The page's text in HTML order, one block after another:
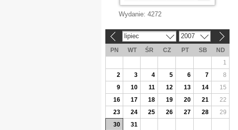
Wydanie: 4272
lipiec 2007
PN WT ŚR CZ PT SB
ND
1
2
3 4 5 6 7
8
9
10 11 12 13 14
15
16
17 18 19 20 21
22
23
24 25 26 27 28
29
30
31